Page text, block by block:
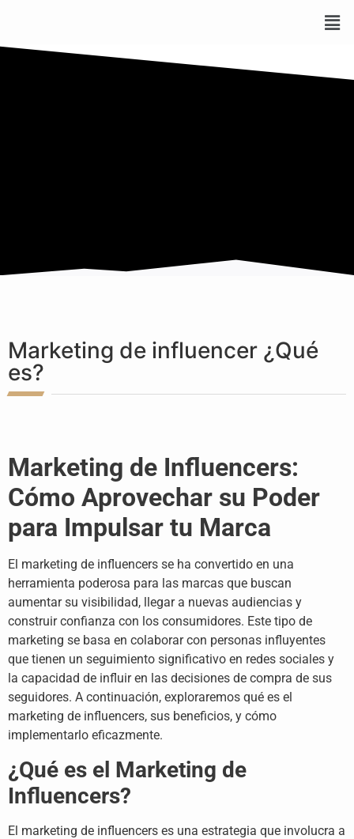
Marketing de influencer ¿Qué
es?
Marketing de Influencers:
Cómo Aprovechar su Poder
para Impulsar tu Marca
El marketing de influencers se ha convertido en una
herramienta poderosa para las marcas que buscan
aumentar su visibilidad, llegar a nuevas audiencias y
construir confianza con los consumidores. Este tipo de
marketing se basa en colaborar con personas influyentes
que tienen un seguimiento significativo en redes sociales y
la capacidad de influir en las decisiones de compra de sus
seguidores. A continuación, exploraremos qué es el
marketing de influencers, sus beneficios, y cómo
implementarlo eficazmente.
¿Qué es el Marketing de
Influencers?
El marketing de influencers es una estrategia que involucra a